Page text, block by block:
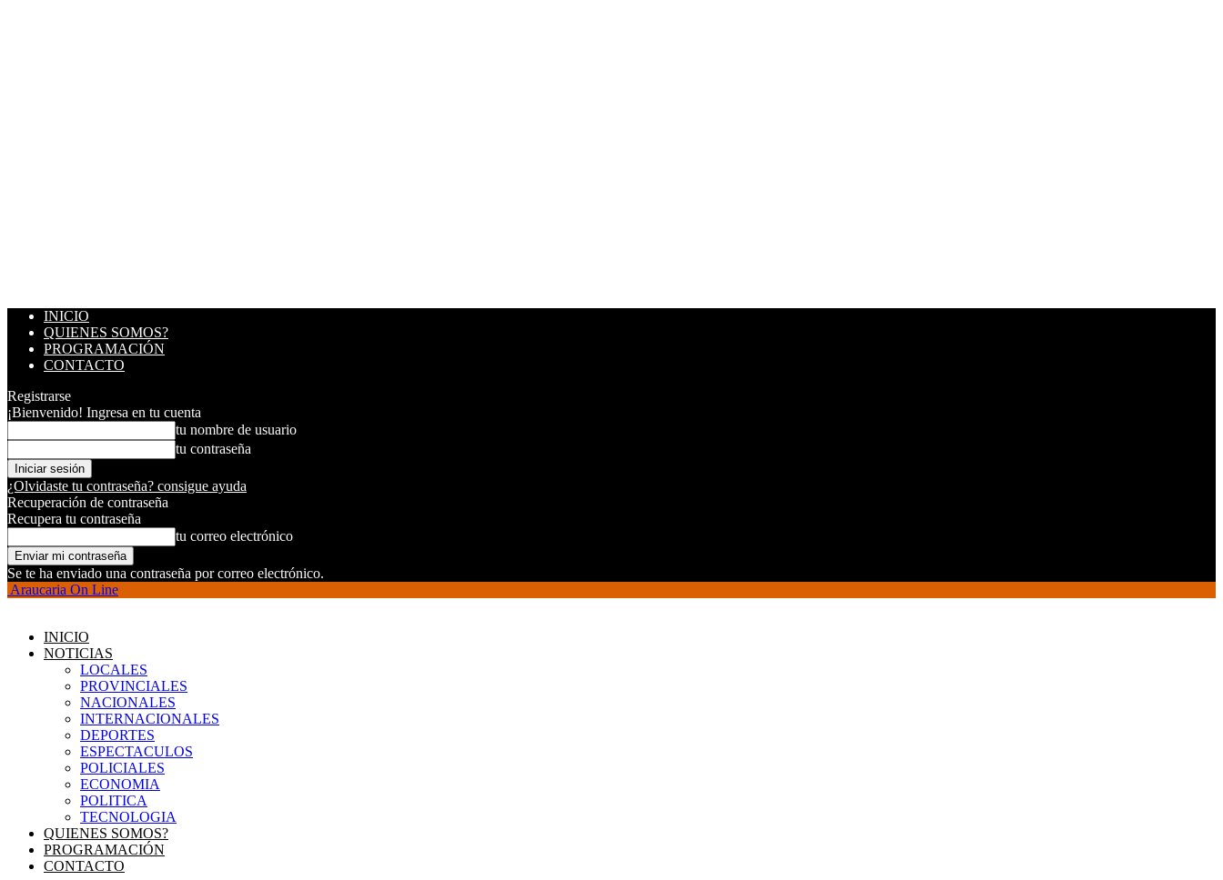
INICIO
QUIENES SOMOS?
PROGRAMACIÓN
CONTACTO
Registrarse
¡Bienvenido! Ingresa en tu cuenta
tu nombre de usuario
tu contraseña
¿Olvidaste tu contraseña? consigue ayuda
Recuperación de contraseña
Recupera tu contraseña
tu correo electrónico
Se te ha enviado una contraseña por correo electrónico.
Araucaria On Line
INICIO
NOTICIAS
LOCALES
PROVINCIALES
NACIONALES
INTERNACIONALES
DEPORTES
ESPECTACULOS
POLICIALES
ECONOMIA
POLITICA
TECNOLOGIA
QUIENES SOMOS?
PROGRAMACIÓN
CONTACTO